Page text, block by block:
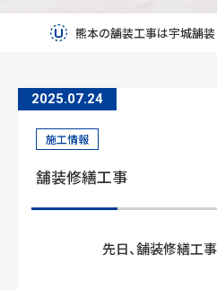
熊本の舗装工事は宇城舗装
2025.07.24
施工情報
舗装修繕工事
先日、舗装修繕工
働く